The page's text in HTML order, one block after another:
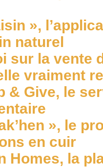
»,
naturel
sur la vente
vraiment
& Give, le
», le
en cuir
Homes, la